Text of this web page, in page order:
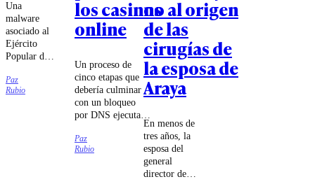
Una
malware
asociado al
Ejército
Popular de
chino habría
intentado
Paz
Rubio
los casinos
online
Un proceso de
cinco etapas que
debería culminar
con un bloqueo
por DNS ejecutado
por las compañías
de
telecomunicaciones
Paz
Rubio
no al origen
de las
cirugías de
la esposa de
Araya
En menos de
tres años, la
esposa del
general
director de